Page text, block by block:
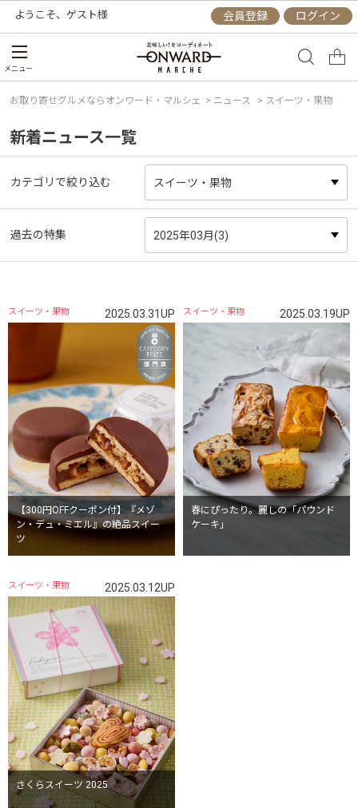
ようこそ、 ゲスト様 会員登録 ログイン
メニュー
お取り寄せグルメならオンワード・マルシェ > ニュース > スイーツ・果物
新着ニュース一覧
カテゴリで絞り込む
過去の特集
【300円OFFクーポン付】『メゾ
ン・デュ・ミエル』の絶品スイー
ツ
スイーツ・果物 2025.03.31UP
春にぴったり。麗しの「パウンド
ケーキ」
スイーツ・果物 2025.03.19UP
さくらスイーツ 2025
スイーツ・果物 2025.03.12UP